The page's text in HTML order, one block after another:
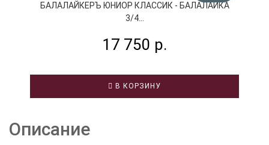
БАЛАЛАЙКЕРЪ ЮНИОР КЛАССИК - БАЛАЛАЙКА
3/4...
17 750 р.
В КОРЗИНУ
Описание